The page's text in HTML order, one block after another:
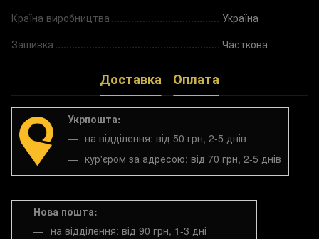
Країна виробництва
Україна
Зашивка
Часткова
Доставка Оплата
Укрпошта:
на відділення: від 50 грн, 2-5 днів
кур'єром за адресою: від 70 грн, 2-5 днів
Нова пошта:
на відділення: від 90 грн, 1-3 дні